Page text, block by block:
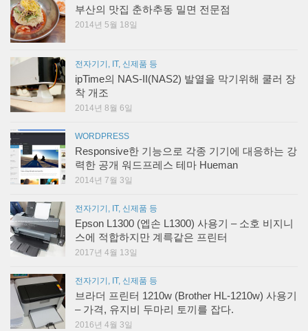
부산의 맛집 춘하추동 밀면 전문점
2014년 5월 18일
전자기기, IT, 신제품 등
ipTime의 NAS-II(NAS2) 발열을 막기위해 쿨러 장
착 개조
2014년 8월 6일
WORDPRESS
Responsive한 기능으로 각종 기기에 대응하는 강
력한 공개 워드프레스 테마 Hueman
2014년 7월 3일
전자기기, IT, 신제품 등
Epson L1300 (엡손 L1300) 사용기 – 소호 비지니
스에 적합하지만 계륵같은 프린터
2017년 4월 13일
전자기기, IT, 신제품 등
브라더 프린터 1210w (Brother HL-1210w) 사용기
– 가격, 유지비 두마리 토끼를 잡다.
2016년 4월 3일